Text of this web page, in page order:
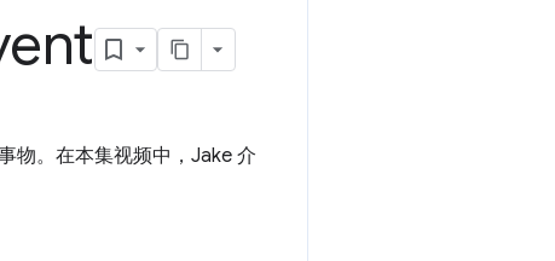
物。在本集视频中，Jake 介